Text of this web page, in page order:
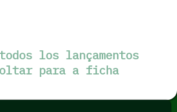
los lançamentos
para a ficha